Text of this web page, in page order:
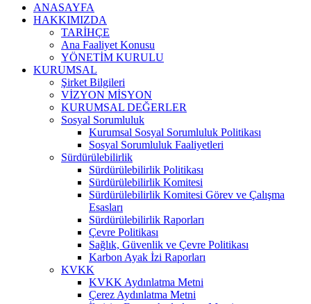
ANASAYFA
HAKKIMIZDA
TARİHÇE
Ana Faaliyet Konusu
YÖNETİM KURULU
KURUMSAL
Şirket Bilgileri
VİZYON MİSYON
KURUMSAL DEĞERLER
Sosyal Sorumluluk
Kurumsal Sosyal Sorumluluk Politikası
Sosyal Sorumluluk Faaliyetleri
Sürdürülebilirlik
Sürdürülebilirlik Politikası
Sürdürülebilirlik Komitesi
Sürdürülebilirlik Komitesi Görev ve Çalışma
Esasları
Sürdürülebilirlik Raporları
Çevre Politikası
Sağlık, Güvenlik ve Çevre Politikası
Karbon Ayak İzi Raporları
KVKK
KVKK Aydınlatma Metni
Çerez Aydınlatma Metni